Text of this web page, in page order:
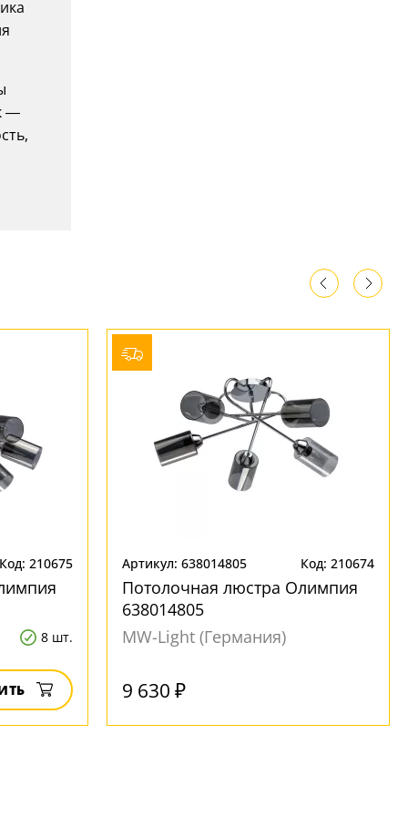
—
Код: 210675
8 шт.
Артикул: 638014805 Код: 210674
Потолочная люстра Олимпия
638014805
MW-Light (Германия)
9 630 ₽